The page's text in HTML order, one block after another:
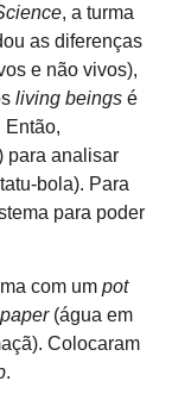
, a turma
as diferenças
e não vivos),
living beings é
Então,
para analisar
bola). Para
para poder
com um pot
(água em
Colocaram
.